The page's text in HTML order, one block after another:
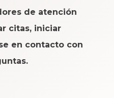
de atención
citas, iniciar
en contacto con